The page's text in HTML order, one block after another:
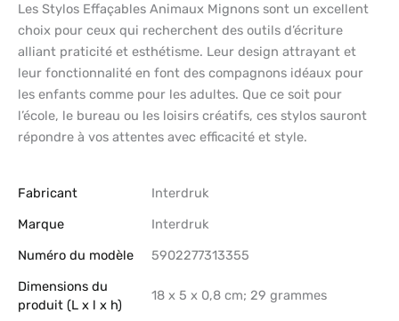
Les Stylos Effaçables Animaux Mignons sont un excellent
choix pour ceux qui recherchent des outils d’écriture
alliant praticité et esthétisme. Leur design attrayant et
leur fonctionnalité en font des compagnons idéaux pour
les enfants comme pour les adultes. Que ce soit pour
l’école, le bureau ou les loisirs créatifs, ces stylos sauront
répondre à vos attentes avec efficacité et style.
Fabricant
‎Interdruk
Marque
‎Interdruk
Numéro du modèle
‎5902277313355
Dimensions du
produit (L x l x h)
‎18 x 5 x 0,8 cm; 29 grammes